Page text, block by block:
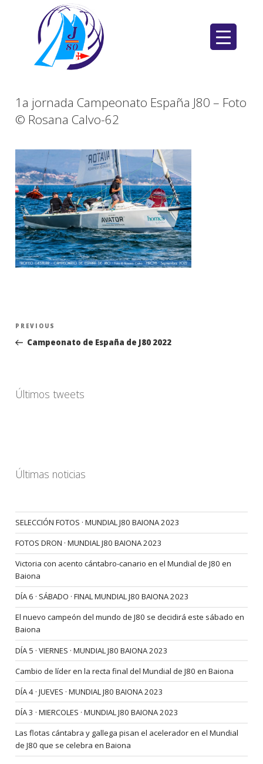
1a jornada Campeonato España J80 – Foto
© Rosana Calvo-62
Navegación
entradas
Previous
Post
PREVIOUS
Campeonato de España de J80 2022
Últimos tweets
Últimas noticias
SELECCIÓN FOTOS · MUNDIAL J80 BAIONA 2023
FOTOS DRON · MUNDIAL J80 BAIONA 2023
Victoria con acento cántabro-canario en el Mundial de J80 en
Baiona
DÍA 6 · SÁBADO · FINAL MUNDIAL J80 BAIONA 2023
El nuevo campeón del mundo de J80 se decidirá este sábado en
Baiona
DÍA 5 · VIERNES · MUNDIAL J80 BAIONA 2023
Cambio de líder en la recta final del Mundial de J80 en Baiona
DÍA 4 · JUEVES · MUNDIAL J80 BAIONA 2023
DÍA 3 · MIERCOLES · MUNDIAL J80 BAIONA 2023
Las flotas cántabra y gallega pisan el acelerador en el Mundial
de J80 que se celebra en Baiona